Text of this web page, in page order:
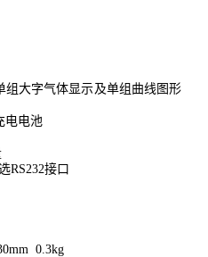
组大字气体显示及单组曲线图形
电电池
RS232接口
mm 0.3kg